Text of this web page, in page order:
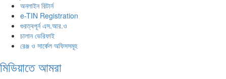
অনলাইন রিটার্ন
e-TIN Registration
গুরত্বপূর্ন এস.আর.ও
চালান ভেরিফাই
রেঞ্জ ও সার্কেল অফিসসমূহ
মিডিয়াতে আমরা